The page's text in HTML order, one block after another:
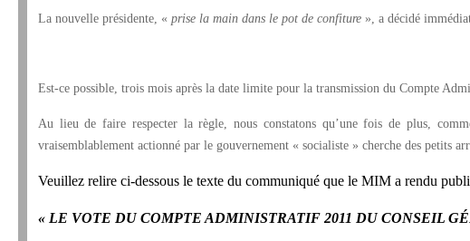
La nouvelle présidente, « prise la main dans le pot de confiture », a décidé
Est-ce possible, trois mois après la date limite pour la transmission du Compte
Au lieu de faire respecter la règle, nous constatons qu’une fois de plus,
vraisemblablement actionné par le gouvernement « socialiste » cherche des petits
Veuillez relire ci-dessous le texte du communiqué que le MIM a rendu
« LE VOTE DU COMPTE ADMINISTRATIF 2011 DU CONSEIL